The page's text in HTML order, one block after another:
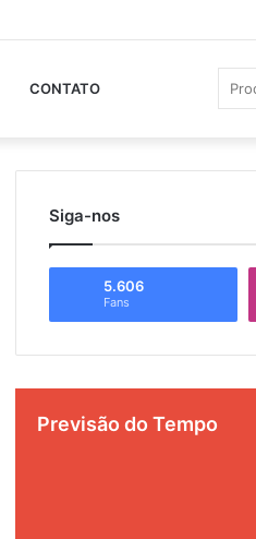
CONTATO
Siga-nos
5.606
Fans
Previsão do Tempo